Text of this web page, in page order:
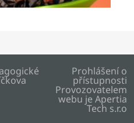
Prohlášení o
přístupnosti
Provozovatelem
webu je Apertia
Tech s.r.o